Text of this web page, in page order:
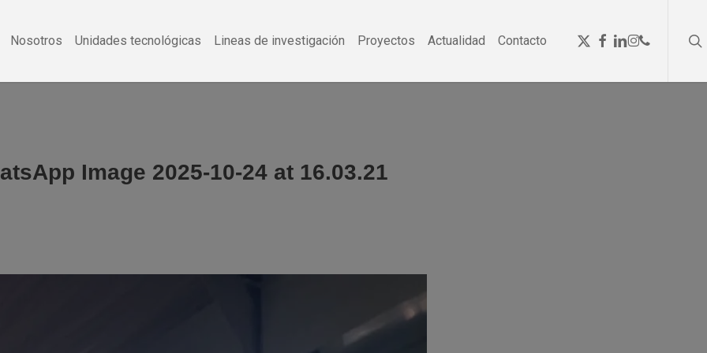
Nosotros Unidades tecnológicas Lineas de investigación Proyectos Actualidad Contacto
x-
twitter
facebook
linkedin
instagram
phone
Image 2025-10-24 at 16.03.21